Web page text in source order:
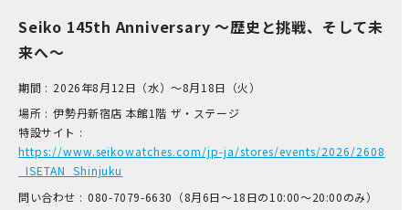
Seiko 145th Anniversary ～歴史と挑戦、そして未
来へ～
期間 : 2026年8月12日（水）～8月18日（火）
場所 : 伊​勢丹新宿店 本​館1階 ザ​・ステージ
特設サイト :
https://www.seikowatches.com/jp-ja/stores/events/2026/2608
_ISETAN_Shinjuku
問い合わせ : 0​80-7​079-6​630（8月6日～18日の1​0:00～2​0:00のみ）